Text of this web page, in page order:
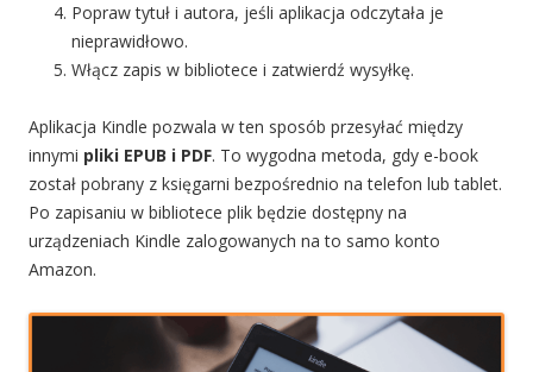
Popraw tytuł i autora, jeśli aplikacja odczytała je
nieprawidłowo.
Włącz zapis w bibliotece i zatwierdź wysyłkę.
Aplikacja Kindle pozwala w ten sposób przesyłać między
innymi pliki EPUB i PDF. To wygodna metoda, gdy e-book
został pobrany z księgarni bezpośrednio na telefon lub tablet.
Po zapisaniu w bibliotece plik będzie dostępny na
urządzeniach Kindle zalogowanych na to samo konto
Amazon.